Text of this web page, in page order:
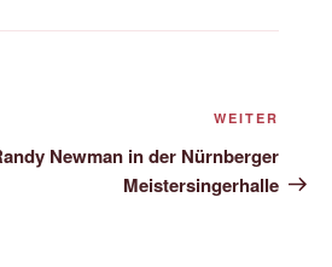
Beitrag
WEITER
Newman in der Nürnberger
Meistersingerhalle